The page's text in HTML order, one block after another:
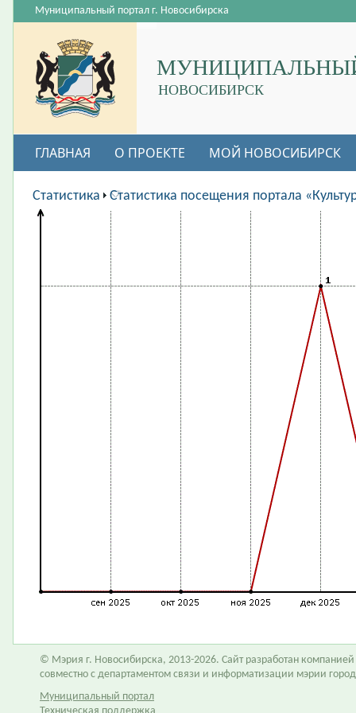
НОВОСИБИРСК
Муниципальный портал г. Новосибирска
ГЛАВНАЯ О ПРОЕКТЕ МОЙ НОВОСИБИРСК
ВАКАНСИИ
Статистика Статистика посещения портала
© Мэрия г. Новосибирска, 2013-2026. Сайт разработан компанией
совместно с департаментом связи и информатизации мэрии
Муниципальный портал